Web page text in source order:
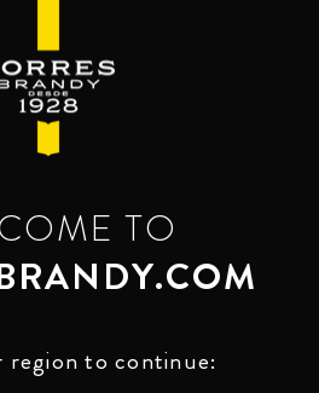
TO
region to continue: